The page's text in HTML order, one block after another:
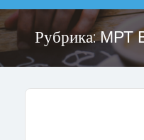
Рубрика:МРТ